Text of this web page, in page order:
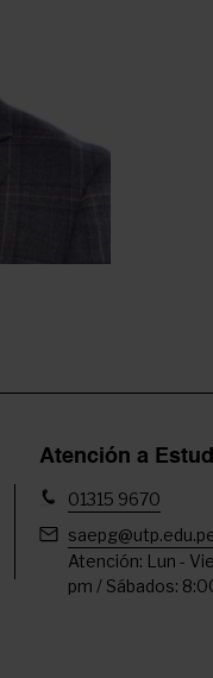
Atención a
01315 9670
Atención: Lun -
pm / Sábados: